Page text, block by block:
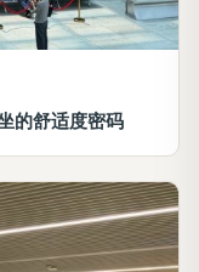
的舒适度密码